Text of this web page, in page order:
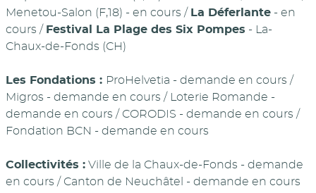
Menetou-Salon (F,18) - en cours / La Déferlante - en
cours / Festival La Plage des Six Pompes - La-
Chaux-de-Fonds (CH)
Les Fondations : ProHelvetia - demande en cours /
Migros - demande en cours / Loterie Romande -
demande en cours / CORODIS - demande en cours /
Fondation BCN - demande en cours
Collectivités : Ville de la Chaux-de-Fonds - demande
en cours / Canton de Neuchâtel - demande en cours